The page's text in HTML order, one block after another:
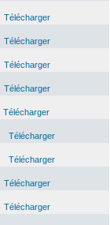
Télécharger
Télécharger
Télécharger
Télécharger
Télécharger
Télécharger
Télécharger
Télécharger
Télécharger